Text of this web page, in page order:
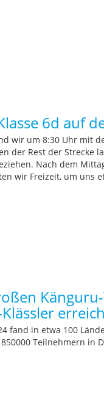
6d auf
wir um 8:30 Uhr mit
der Rest der Strecke
Nach dem
wir Freizeit, um uns
fand in etwa 100
Teilnehmern in